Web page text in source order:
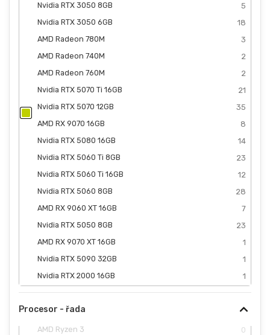
Nvidia RTX 3050 8GB
5
Nvidia RTX 3050 6GB
18
AMD Radeon 780M
3
AMD Radeon 740M
2
AMD Radeon 760M
2
Nvidia RTX 5070 Ti 16GB
21
Nvidia RTX 5070 12GB
35
AMD RX 9070 16GB
8
Nvidia RTX 5080 16GB
14
Nvidia RTX 5060 Ti 8GB
23
Nvidia RTX 5060 Ti 16GB
12
Nvidia RTX 5060 8GB
28
AMD RX 9060 XT 16GB
7
Nvidia RTX 5050 8GB
23
AMD RX 9070 XT 16GB
1
Nvidia RTX 5090 32GB
1
Nvidia RTX 2000 16GB
1
Procesor - řada
AMD Ryzen 3
0